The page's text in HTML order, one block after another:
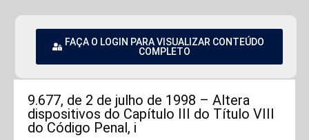
FAÇA O LOGIN PARA VISUALIZAR CONTEÚDO
COMPLETO
9.677, de 2 de julho de 1998 – Altera
dispositivos do Capítulo III do Título VIII
do Código Penal, i